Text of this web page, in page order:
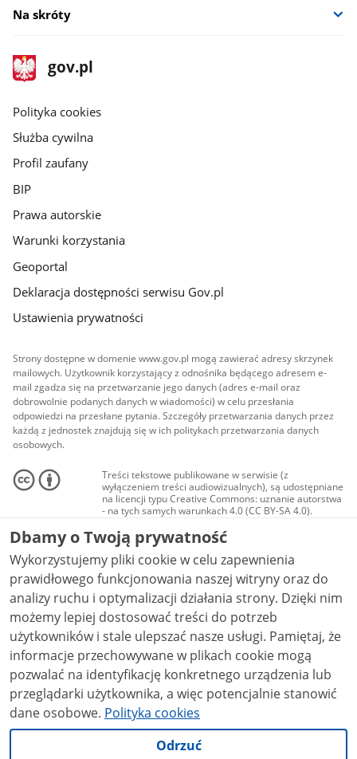
Na skróty
stopka
gov.pl
Strona
gov.pl
gov.pl
Polityka cookies
Służba cywilna
Profil zaufany
BIP
Prawa autorskie
Warunki korzystania
Geoportal
Deklaracja dostępności serwisu Gov.pl
Ustawienia prywatności
Strony dostępne w domenie www.gov.pl mogą zawierać adresy skrzynek
mailowych. Użytkownik korzystający z odnośnika będącego adresem e-
mail zgadza się na przetwarzanie jego danych (adres e-mail oraz
dobrowolnie podanych danych w wiadomości) w celu przesłania
odpowiedzi na przesłane pytania. Szczegóły przetwarzania danych przez
każdą z jednostek znajdują się w ich politykach przetwarzania danych
osobowych.
Treści tekstowe publikowane w serwisie (z
wyłączeniem treści audiowizualnych), są udostępniane
na licencji typu Creative Commons: uznanie autorstwa
- na tych samych warunkach 4.0 (CC BY-SA 4.0).
Materiały audiowizualne, w tym zdjęcia, materiały
audio i wideo, są udostępniane na licencji typu
Creative Commons: uznanie autorstwa użycie
niekomercyjne - bez utworów zależnych 4.0 (CC BY-
NC-ND 4.0), o ile nie jest to stwierdzone inaczej.
Dbamy o Twoją prywatność
Wykorzystujemy pliki cookie w celu zapewnienia
prawidłowego funkcjonowania naszej witryny oraz do
analizy ruchu i optymalizacji działania strony. Dzięki nim
możemy lepiej dostosować treści do potrzeb
użytkowników i stale ulepszać nasze usługi. Pamiętaj, że
informacje przechowywane w plikach cookie mogą
pozwalać na identyfikację konkretnego urządzenia lub
przeglądarki użytkownika, a więc potencjalnie stanowić
dane osobowe. Polityka cookies
Odrzuć